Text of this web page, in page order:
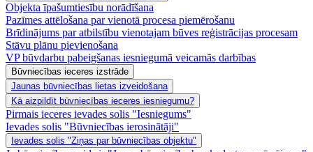
Objekta īpašumtiesību norādīšana
Pazīmes attēlošana par vienotā procesa piemērošanu
Brīdinājums par atbilstību vienotajam būves reģistrācijas procesam
Stāvu plānu pievienošana
VP būvdarbu pabeigšanas iesniegumā veicamās darbības
Būvniecības ieceres izstrāde
Jaunas būvniecības lietas izveidošana
Kā aizpildīt būvniecības ieceres iesniegumu?
Pirmais ieceres ievades solis "Iesniegums"
Ievades solis "Būvniecības ierosinātāji"
Ievades solis "Ziņas par būvniecības objektu"